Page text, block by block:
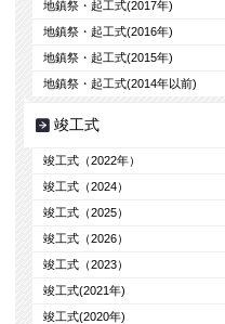
地鎮祭・起工式(2017年)
地鎮祭・起工式(2016年)
地鎮祭・起工式(2015年)
地鎮祭・起工式(2014年以前)
竣工式
竣工式（2022年）
竣工式（2024）
竣工式（2025）
竣工式（2026）
竣工式（2023）
竣工式(2021年)
竣工式(2020年)